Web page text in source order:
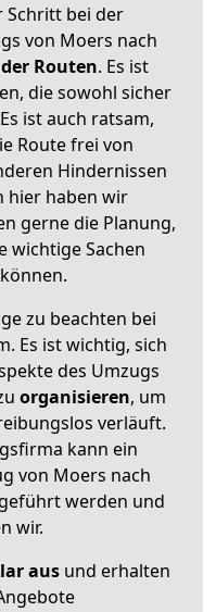
Schritt bei der
von Moers nach
Routen. Es ist
die sowohl sicher
ist auch ratsam,
Route frei von
Hindernissen
hier haben wir
gerne die Planung,
wichtige Sachen
zu beachten bei
Es ist wichtig, sich
des Umzugs
organisieren, um
verläuft.
kann ein
von Moers nach
werden und
wir.
ausund erhalten